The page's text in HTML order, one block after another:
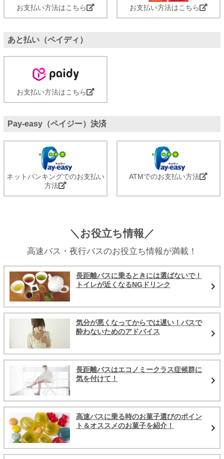
お支払い方法はこちら お支払い方法はこちら
あと払い（ペイディ）
お支払い方法はこちら
Pay-easy（ペイジー）決済
ネットバンキングでのお支払い
方法
ATMでのお支払い方法
＼お役立ち情報／
高速バス・夜行バスのお役立ち情報が満載！
長距離バスに乗るときには選ばないで！
トイレが近くなるNGドリンク
気分が悪くなってからでは遅い！バスで
酔わないためのアドバイス
長距離バスはエコノミークラス症候群に
気を付けて！
高速バスに乗る時のお菓子選びのポイン
ト＆オススメのお菓子を紹介！